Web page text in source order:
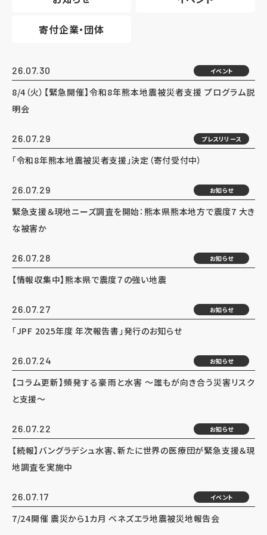
寄付企業・団体
26.07.30 イベント
8/4（火）【緊急開催】令和8年熊本地震被災者支援 プログラム説
明会
26.07.29 プレスリリース
「令和8年熊本地震被災者支援」決定（寄付受付中）
26.07.29 お知らせ
緊急支援＆現地ニーズ調査を開始：熊本県熊本地方で震度7 大き
な被害か
26.07.28 お知らせ
【情報収集中】熊本県で震度７の強い地震
26.07.27 お知らせ
「JPF 2025年度 年次報告書」発行のお知らせ
26.07.24 お知らせ
【コラム更新】頻発する豪雨と水害 ～誰もが向き合う災害リスク
と支援～
26.07.22 お知らせ
【続報】バングラデシュ水害、新たに世界の医療団が緊急支援＆現
地調査を実施中
26.07.17 イベント
7/24開催 震災から1カ月 ベネズエラ地震被災地報告会